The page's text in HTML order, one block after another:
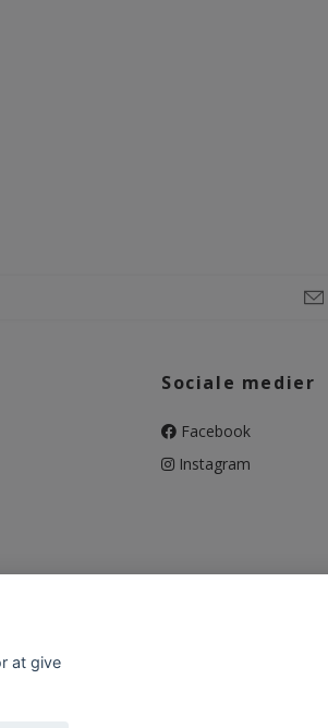
Sociale medier
Facebook
Instagram
at give